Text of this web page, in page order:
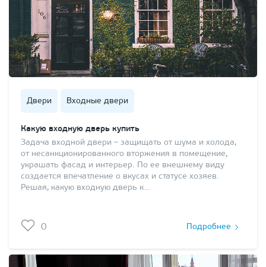
Двери Входные двери
Какую входную дверь купить
Задача входной двери – защищать от шума и холода,
от несанкционированного вторжения в помещение,
украшать фасад и интерьер. По ее внешнему виду
создается впечатление о вкусах и статусе хозяев.
Решая, какую входную дверь к…
0 Подробнее